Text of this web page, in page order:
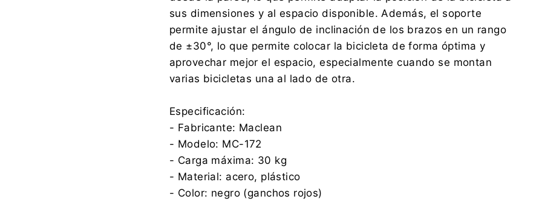
sus dimensiones y al espacio disponible. Además, el soporte
permite ajustar el ángulo de inclinación de los brazos en un rango
de ±30°, lo que permite colocar la bicicleta de forma óptima y
aprovechar mejor el espacio, especialmente cuando se montan
varias bicicletas una al lado de otra.
Especificación:
- Fabricante: Maclean
- Modelo: MC-172
- Carga máxima: 30 kg
- Material: acero, plástico
- Color: negro (ganchos rojos)